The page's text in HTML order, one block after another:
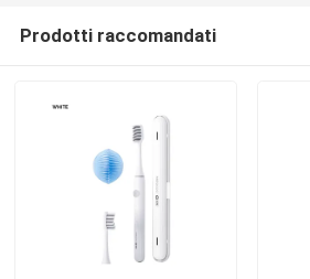
Prodotti raccomandati